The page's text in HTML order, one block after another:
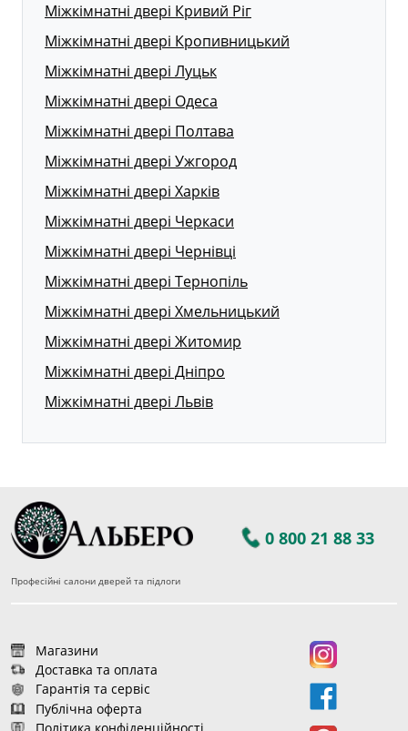
Міжкімнатні двері Кривий Ріг
Міжкімнатні двері Кропивницький
Міжкімнатні двері Луцьк
Міжкімнатні двері Одеса
Міжкімнатні двері Полтава
Міжкімнатні двері Ужгород
Міжкімнатні двері Харків
Міжкімнатні двері Черкаси
Міжкімнатні двері Чернівці
Міжкімнатні двері Тернопіль
Міжкімнатні двері Хмельницький
Міжкімнатні двері Житомир
Міжкімнатні двері Дніпро
Міжкімнатні двері Львів
0 800 21 88 33
Професійні салони дверей та підлоги
Магазини
Доставка та оплата
Гарантія та сервіс
Публічна оферта